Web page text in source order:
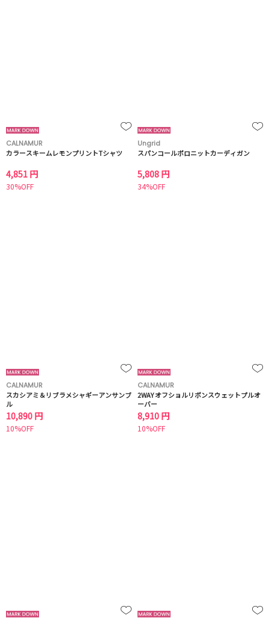
CALNAMUR
カラースキームレモンプリントTシャツ
4,851 円
30%OFF
Ungrid
スパンコールポロニットカーディガン
5,808 円
34%OFF
CALNAMUR
スカシアミ＆リブラメシャギーアンサンブ
ル
10,890 円
10%OFF
CALNAMUR
2WAY オフショルリボンスウェットプルオ
ーバー
8,910 円
10%OFF